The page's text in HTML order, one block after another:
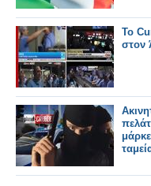
To
στον